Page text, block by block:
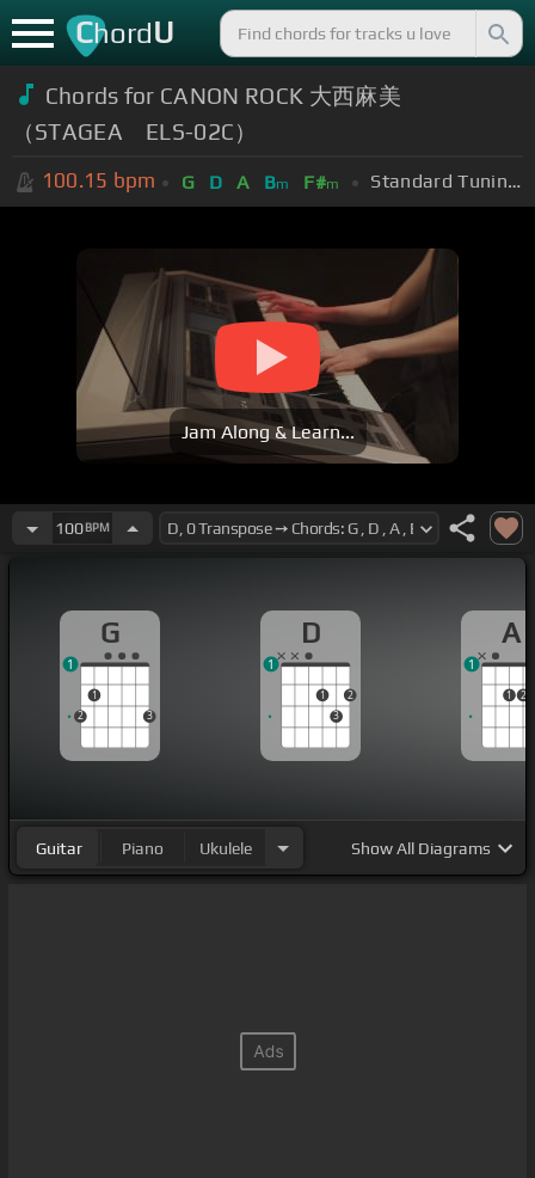
ChordU
Chords for CANON ROCK 大西麻美
（STAGEA ELS-02C）
100.15 bpm G D A Bm F#m Standard Tuning (EADGBE)
Jam Along & Learn...
100BPM
G
2
1
3
1
D
1
3
2
1
A
1 2
1
Guitar Piano Ukulele ShowAll Diagrams